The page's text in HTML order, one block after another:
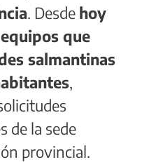
. Desde hoy
que
salmantinas
,
de la sede
provincial.